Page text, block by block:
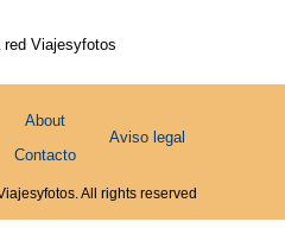
red Viajesyfotos
About
Contacto
Aviso legal
All rights reserved